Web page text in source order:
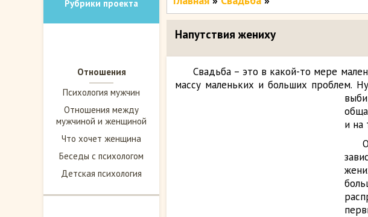
Рубрики проекта
Отношения
Психология мужчин
Отношения между
мужчиной и женщиной
Что хочет женщина
Беседы с психологом
Детская психология
Напутствия жениху
Свадьба – это в какой-то мере
массу маленьких и больших проблем.
и на